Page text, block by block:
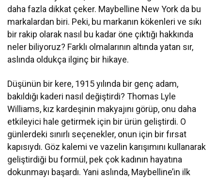
daha fazla dikkat çeker. Maybelline New York da bu
markalardan biri. Peki, bu markanın kökenleri ve sıkı
bir rakip olarak nasıl bu kadar öne çıktığı hakkında
neler biliyoruz? Farklı olmalarının altında yatan sır,
aslında oldukça ilginç bir hikaye.
Düşünün bir kere, 1915 yılında bir genç adam,
bakıldığı kaderi nasıl değiştirdi? Thomas Lyle
Williams, kız kardeşinin makyajını görüp, onu daha
etkileyici hale getirmek için bir ürün geliştirdi. O
günlerdeki sınırlı seçenekler, onun için bir fırsat
kapısıydı. Göz kalemi ve vazelin karışımını kullanarak
geliştirdiği bu formül, pek çok kadının hayatına
dokunmayı başardı. Yani aslında, Maybelline’in ilk